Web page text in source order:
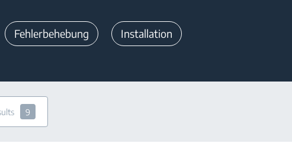
Fehlerbehebung Installation
9